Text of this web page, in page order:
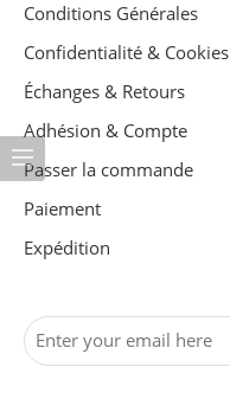
Conditions Générales
Confidentialité & Cookies
Échanges & Retours
Adhésion & Compte
Passer la commande
Paiement
Expédition